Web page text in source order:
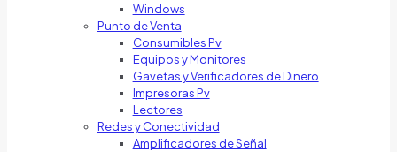
Windows
Punto de Venta
Consumibles Pv
Equipos y Monitores
Gavetas y Verificadores de Dinero
Impresoras Pv
Lectores
Redes y Conectividad
Amplificadores de Señal